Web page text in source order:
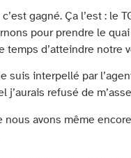
gagné. Ça l’est : le
pour prendre le
temps d’atteindre notre
suis interpellé par
j’aurais refusé de
avons même